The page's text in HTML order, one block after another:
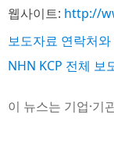
웹사이트: http://
보도자료 연락처
NHN KCP 전체 보
이 뉴스는 기업·기